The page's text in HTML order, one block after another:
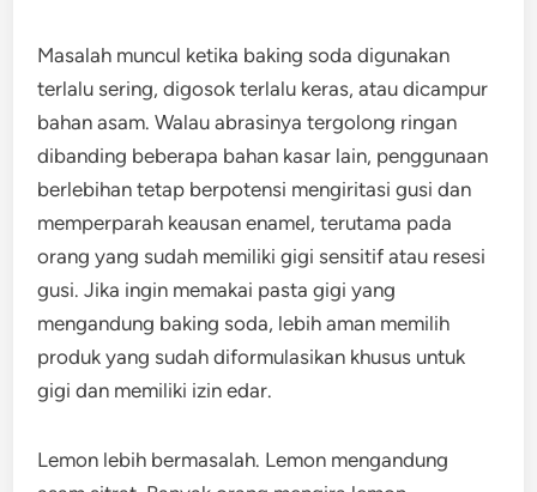
Masalah muncul ketika baking soda digunakan
terlalu sering, digosok terlalu keras, atau dicampur
bahan asam. Walau abrasinya tergolong ringan
dibanding beberapa bahan kasar lain, penggunaan
berlebihan tetap berpotensi mengiritasi gusi dan
memperparah keausan enamel, terutama pada
orang yang sudah memiliki gigi sensitif atau resesi
gusi. Jika ingin memakai pasta gigi yang
mengandung baking soda, lebih aman memilih
produk yang sudah diformulasikan khusus untuk
gigi dan memiliki izin edar.
Lemon lebih bermasalah. Lemon mengandung